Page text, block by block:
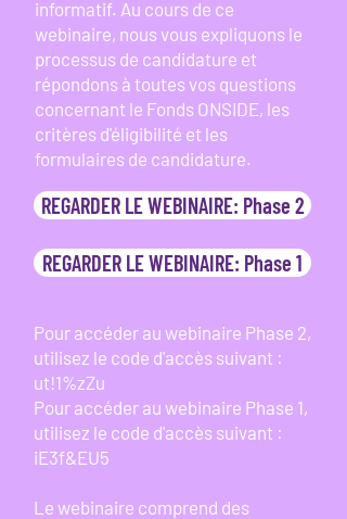
informatif. Au cours de ce
webinaire, nous vous expliquons le
processus de candidature et
répondons à toutes vos questions
concernant le Fonds ONSIDE, les
critères d'éligibilité et les
formulaires de candidature.​​
REGARDER LE WEBINAIRE: Phase 2
REGARDER LE WEBINAIRE: Phase 1
Pour accéder au webinaire Phase 2,
utilisez le code d'accès suivant :
ut!1%zZu
Pour accéder au webinaire Phase 1,
utilisez le code d'accès suivant :
iE3f&EU5
Le webinaire comprend des